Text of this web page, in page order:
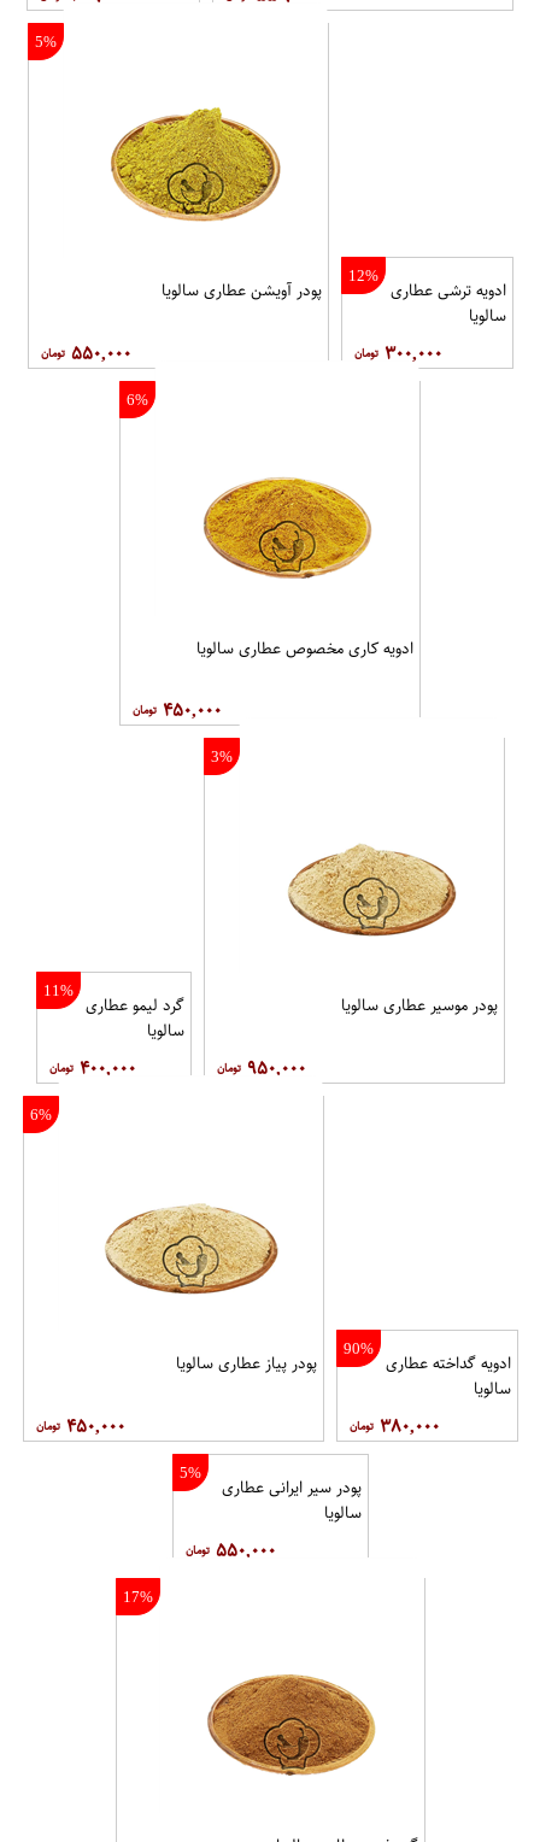
12%
ادویه ترشی عطاری
سالویا
۳۰۰,۰۰۰
5%
پودر آویشن عطاری سالویا
۵۵۰,۰۰۰
6%
ادویه کاری مخصوص عطاری سالویا
۴۵۰,۰۰۰
3%
پودر موسیر عطاری سالویا
۹۵۰,۰۰۰
11%
گرد لیمو عطاری
سالویا
۴۰۰,۰۰۰
90%
ادویه گداخته عطاری
سالویا
۳۸۰,۰۰۰
6%
پودر پیاز عطاری سالویا
۴۵۰,۰۰۰
5%
پودر سیر ایرانی عطاری
سالویا
۵۵۰,۰۰۰
17%